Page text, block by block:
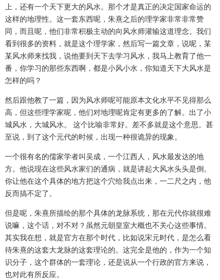
上，还有一个天下更大的风水。那个才是真正的决定国家命运的
这样的地理性。这一套东西呢，朱熹之后的理学家非常非常赞
同，而且呢，他们非常积极主动的向风水师灌输这道理念。我们
看到很多的资料，就是这个理学家，然后写一篇文章，说呢，某
某风水师来找我，说他要到天下去学习风水，我马上教育了他一
番，你学习的那些东西啊，都是小风小水，你知道天下大风水是
怎样的吗？
然后跟他教了一篇，因为风水师呢可能原本文化水平不见得那么
高，但这些理学家呢，他们对地理呢肯定有更多的了解。出了小
城风水，大城风水。 这个比喻非常好。差不多就是这个意思。甚
至说，到了这个元代的时候，出现一种很诡异的现象。
一个很有名的儒家学者叫吴成，一个江西人，风水最发达的地
方。他说现在这些风水家们的通病，就是讲起大风水头头是倒。
你让他在这个具体的地方把这个穴给我点出来，一二尺之内，他
反而搞不定了。
但是呢，朱熹所描绘的那个具体的龙脉系统，那在元代你就很难
说嘛，这个话，对不对？虽然元朝皇室大概也不关心这些事情。
其实我在想，就是官方在那个时代，比如说宋元时代，是怎么看
待朱熹的这套大龙脉的这套理论的。这完全是他的，作为一个知
识分子，这个群体的一套理论，还是说从一个行政的官方来说，
也对此有所反应。